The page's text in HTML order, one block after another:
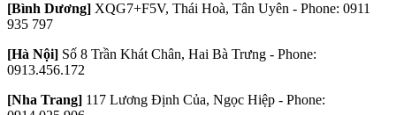
[Bình Dương] XQG7+F5V, Thái Hoà, Tân Uyên - Phone: 0911
935 797
[Hà Nội] Số 8 Trần Khát Chân, Hai Bà Trưng - Phone:
0913.456.172
[Nha Trang] 117 Lương Định Của, Ngọc Hiệp - Phone: